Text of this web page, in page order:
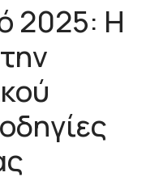
2025: Η